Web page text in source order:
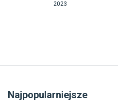
2023
Najpopularniejsze